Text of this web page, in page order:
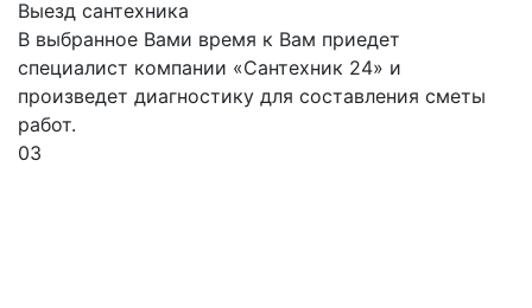
Выезд сантехника
В выбранное Вами время к Вам приедет
специалист компании «Сантехник 24» и
произведет диагностику для составления сметы
работ.
03